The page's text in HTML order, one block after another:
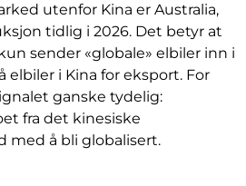
utenfor Kina er Australia,
tidlig i 2026. Det betyr at
sender «globale» elbiler inn i
elbiler i Kina for eksport. For
ganske tydelig:
fra det kinesiske
med å bli globalisert.